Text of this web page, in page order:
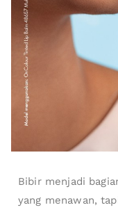
Bibir menjadi
yang menawan,